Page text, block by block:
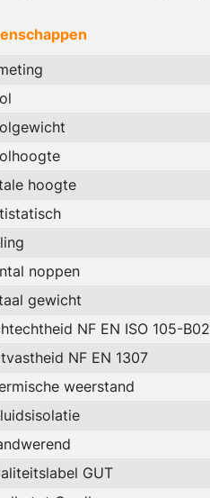
hoogte
noppen
gewicht
NF EN ISO 105-B02
NF EN 1307
weerstand
GUT